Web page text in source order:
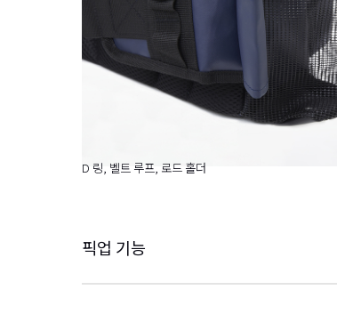
D 링, 벨트 루프, 로드 홀더
픽업 기능